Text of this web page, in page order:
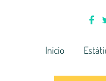
Inicio